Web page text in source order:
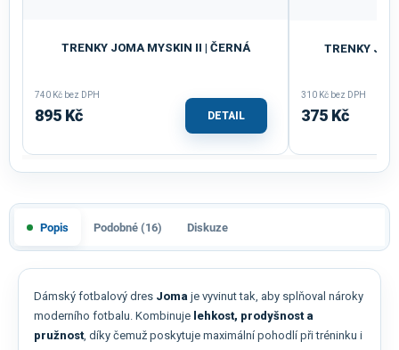
TRENKY JOMA MYSKIN II | ČERNÁ
740 Kč bez DPH
895 Kč DETAIL
TRENKY
310 Kč bez DPH
375 Kč
Popis Podobné (16) Diskuze
Dámský fotbalový dres Joma je vyvinut tak, aby splňoval nároky
moderního fotbalu. Kombinuje lehkost, prodyšnost a
pružnost, díky čemuž poskytuje maximální pohodlí při tréninku i